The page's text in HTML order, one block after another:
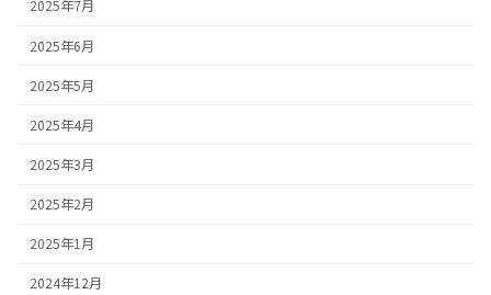
2025年7月
2025年6月
2025年5月
2025年4月
2025年3月
2025年2月
2025年1月
2024年12月